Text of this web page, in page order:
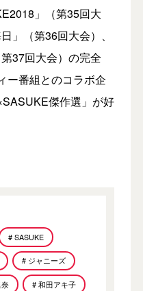
」（第35回大
」（第36回大会）、
37回大会）の完全
ー番組とのコラボ企
傑作選」が好
# SASUKE
# ジャニーズ
# 和田アキ子